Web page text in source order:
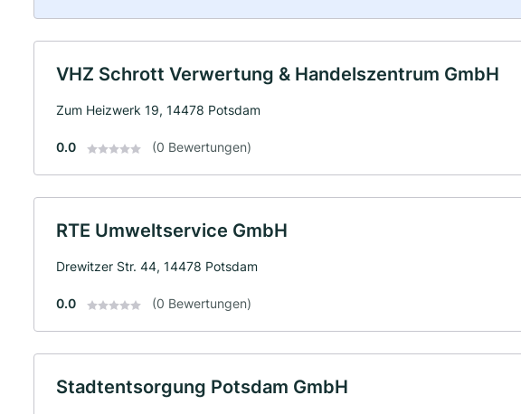
VHZ Schrott Verwertung & Handelszentrum GmbH
Zum Heizwerk 19, 14478 Potsdam
0.0 (0 Bewertungen)
RTE Umweltservice GmbH
Drewitzer Str. 44, 14478 Potsdam
0.0 (0 Bewertungen)
Stadtentsorgung Potsdam GmbH